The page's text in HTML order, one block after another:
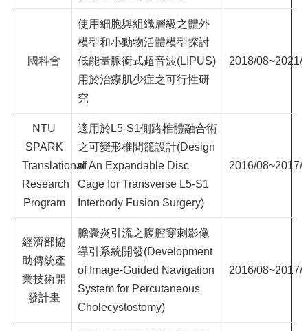
國科會
使用細胞與組織層級之體外
模型和小動物活體模型探討
低能量脈衝式超音波(LIPUS)
用於治療肌少症之可行性研
究
2018/08~2021/
NTU
SPARK
Translational
Research
Program
適用於L5-S1側路椎體融合術
之可變形椎間籠設計(Design
of An Expandable Disc
Cage for Transverse L5-S1
Interbody Fusion Surgery)
2016/08~2017/
經濟部協
助傳統產
業技術開
發計畫
膽囊炎引流之腹腔穿刺影像
導引系統開發(Development
of Image-Guided Navigation
System for Percutaneous
Cholecystostomy)
2016/08~2017/